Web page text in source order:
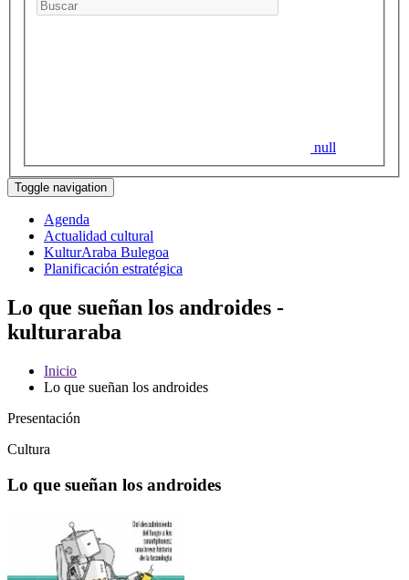
null
Toggle navigation
Agenda
Actualidad cultural
KulturAraba Bulegoa
Planificación estratégica
Lo que sueñan los androides -
kulturaraba
Inicio
Lo que sueñan los androides
Presentación
Cultura
Lo que sueñan los androides